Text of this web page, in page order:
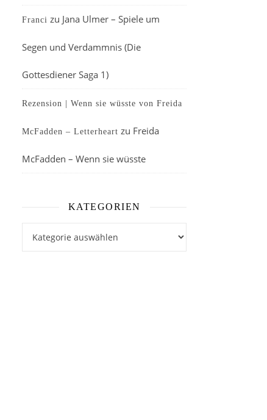
Franci zu Jana Ulmer – Spiele um
Segen und Verdammnis (Die
Gottesdiener Saga 1)
Rezension | Wenn sie wüsste von Freida
McFadden – Letterheart zu Freida
McFadden – Wenn sie wüsste
KATEGORIEN